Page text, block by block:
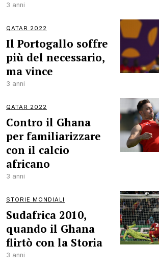
3 anni
QATAR 2022
Il Portogallo soffre
più del necessario,
ma vince
3 anni
QATAR 2022
Contro il Ghana
per familiarizzare
con il calcio
africano
3 anni
STORIE MONDIALI
Sudafrica 2010,
quando il Ghana
flirtò con la Storia
3 anni